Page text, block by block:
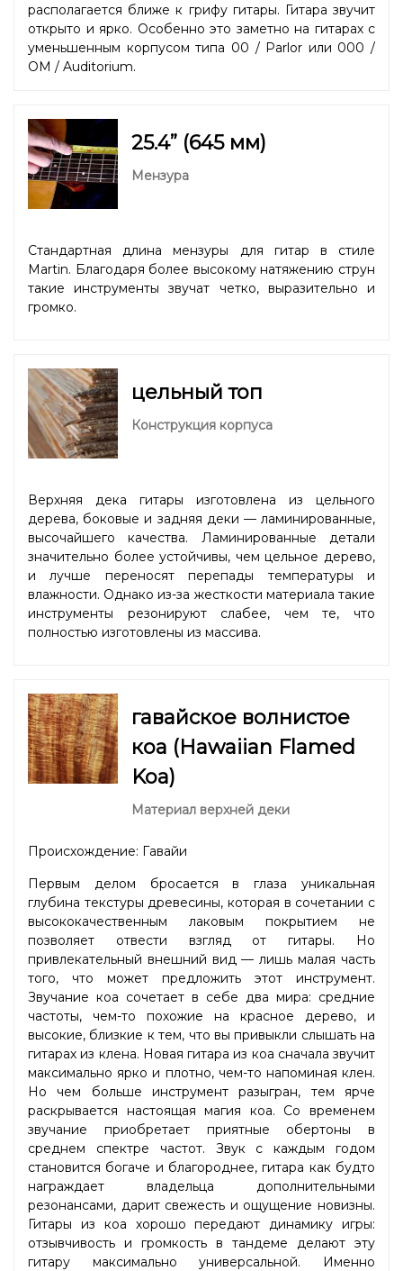
располагается ближе к грифу гитары. Гитара звучит
открыто и ярко. Особенно это заметно на гитарах с
уменьшенным корпусом типа 00 / Parlor или 000 /
OM / Auditorium.
25.4” (645 мм)
Мензура
Стандартная длина мензуры для гитар в стиле
Martin. Благодаря более высокому натяжению струн
такие инструменты звучат четко, выразительно и
громко.
цельный топ
Конструкция корпуса
Верхняя дека гитары изготовлена из цельного
дерева, боковые и задняя деки — ламинированные,
высочайшего качества. Ламинированные детали
значительно более устойчивы, чем цельное дерево,
и лучше переносят перепады температуры и
влажности. Однако из-за жесткости материала такие
инструменты резонируют слабее, чем те, что
полностью изготовлены из массива.
гавайское волнистое
коа (Hawaiian Flamed
Koa)
Материал верхней деки
Происхождение: Гавайи
Первым делом бросается в глаза уникальная
глубина текстуры древесины, которая в сочетании с
высококачественным лаковым покрытием не
позволяет отвести взгляд от гитары. Но
привлекательный внешний вид — лишь малая часть
того, что может предложить этот инструмент.
Звучание коа сочетает в себе два мира: средние
частоты, чем-то похожие на красное дерево, и
высокие, близкие к тем, что вы привыкли слышать на
гитарах из клена. Новая гитара из коа сначала звучит
максимально ярко и плотно, чем-то напоминая клен.
Но чем больше инструмент разыгран, тем ярче
раскрывается настоящая магия коа. Со временем
звучание приобретает приятные обертоны в
среднем спектре частот. Звук с каждым годом
становится богаче и благороднее, гитара как будто
награждает владельца дополнительными
резонансами, дарит свежесть и ощущение новизны.
Гитары из коа хорошо передают динамику игры:
отзывчивость и громкость в тандеме делают эту
гитару максимально универсальной. Именно